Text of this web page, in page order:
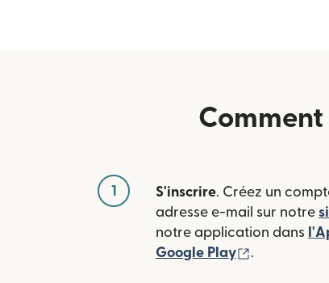
1 S'inscrire. Créez un
adresse e-mail sur notre
notre application dans
Google Play
(s'ouvre
.